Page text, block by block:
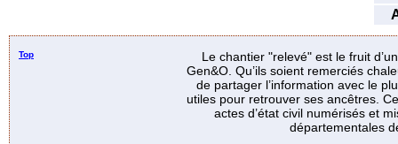
Top
Le chantier "relevé" est le fruit
Gen&O. Qu’ils soient remerciés
de partager l’information avec le
utiles pour retrouver ses ancêtres.
actes d’état civil numérisés et
départementales